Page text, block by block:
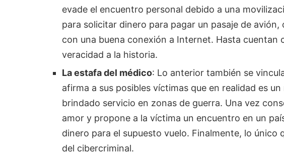
evade el encuentro personal debido a una
para solicitar dinero para pagar un pasaje de
con una buena conexión a Internet. Hasta cuentan
veracidad a la historia.
La estafa del médico: Lo anterior también se
afirma a sus posibles víctimas que en realidad es
brindado servicio en zonas de guerra. Una vez
amor y propone a la víctima un encuentro en un
dinero para el supuesto vuelo. Finalmente, lo único
del cibercriminal.